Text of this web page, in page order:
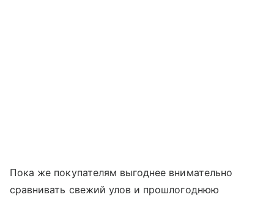
Пока же покупателям выгоднее внимательно
сравнивать свежий улов и прошлогоднюю